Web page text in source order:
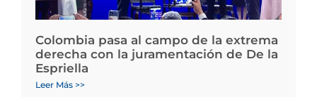
Colombia pasa al campo de la extrema
derecha con la juramentación de De la
Espriella
Leer Más >>